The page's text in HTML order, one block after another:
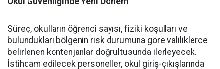
Süreç, okulların öğrenci sayısı, fiziki koşulları ve
bulundukları bölgenin risk durumuna göre valiliklerce
belirlenen kontenjanlar doğrultusunda ilerleyecek.
İstihdam edilecek personeller, okul giriş-çıkışlarında